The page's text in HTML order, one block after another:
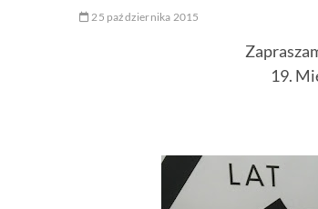
25 października 2015
19.